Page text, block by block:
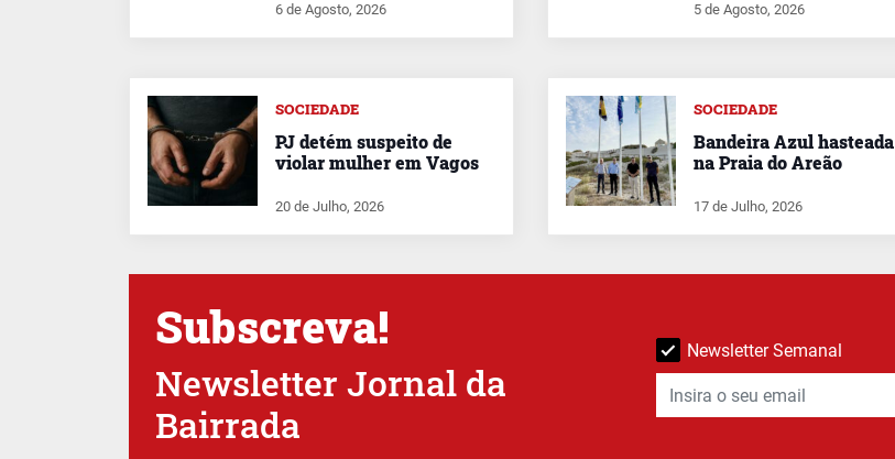
6 de Agosto, 2026 5 de Agosto, 2026
SOCIEDADE
PJ detém suspeito de
violar mulher em Vagos
20 de Julho, 2026
SOCIEDADE
Bandeira Azul hasteada
na Praia do Areão
17 de Julho, 2026
Subscreva!
Newsletter Jornal da
Bairrada
Newsletter Semanal